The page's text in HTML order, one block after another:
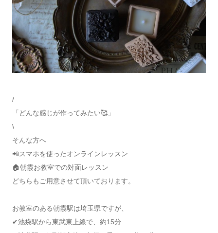
/
「どんな感じが作ってみたい🥰」
\
そんな方へ
📲スマホを使ったオンラインレッスン
🏠朝霞お教室での対面レッスン
どちらもご用意させて頂いております。
お教室のある朝霞駅は埼玉県ですが、
✔池袋駅から東武東上線で、約15分